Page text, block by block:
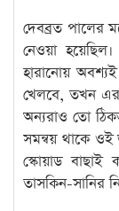
দেবব্রত পালের
নেওয়া
হারানোয়
খেলবে, তখন
অন্যরাও তো
সমন্বয় থাকে ওই
স্কোয়াড বাছাই
তাসকিন-সানির